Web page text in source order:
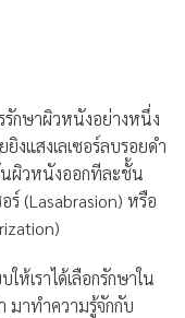
รักษาผิวหนังอย่างหนึ่ง
งแสงเลเซอร์ลบรอยดำ
นผิวหนังออกทีละชั้น
ร์ (Lasabrasion) หรือ
ห้เราได้เลือกรักษาใน
าทำความรู้จักกับ